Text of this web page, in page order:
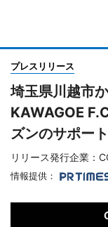
プレスリリース
埼玉県川越市
KAWAGOE
ズンのサポー
リリース発行企業：
情報提供：